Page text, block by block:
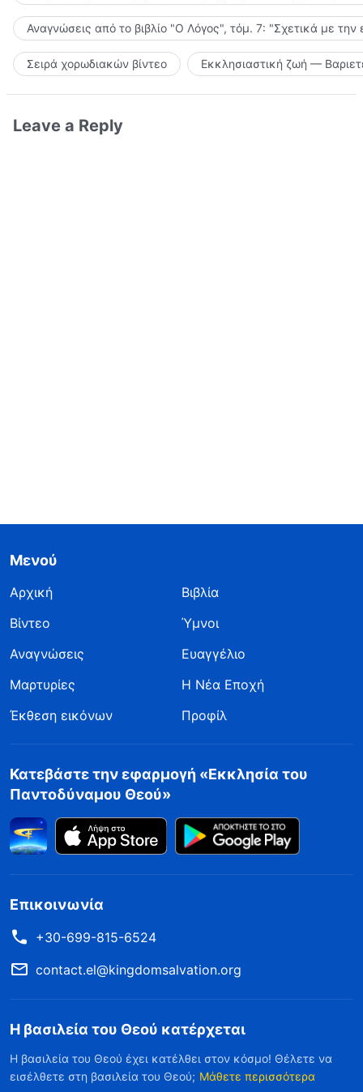
Αναγνώσεις από το βιβλίο "Ο Λόγος", τόμ. 7: "Σχετικά με την
Σειρά χορωδιακών βίντεο Εκκλησιαστική ζωή —
Leave a Reply
Μενού
Αρχική
Βιβλία
Βίντεο
Ύμνοι
Αναγνώσεις
Ευαγγέλιο
Μαρτυρίες
Η Νέα Εποχή
Έκθεση εικόνων
Προφίλ
Κατεβάστε την εφαρμογή «Εκκλησία του
Παντοδύναμου Θεού»
Επικοινωνία
+30-699-815-6524
contact.el@kingdomsalvation.org
Η βασιλεία του Θεού κατέρχεται
Η βασιλεία του Θεού έχει κατέλθει στον κόσμο! Θέλετε να
εισέλθετε στη βασιλεία του Θεού; Μάθετε περισσότερα